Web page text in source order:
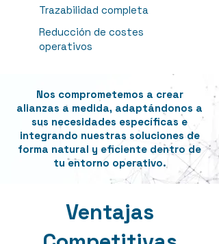
Trazabilidad completa
Reducción de costes
operativos
Nos comprometemos a crear
alianzas a medida, adaptándonos a
sus necesidades específicas e
integrando nuestras soluciones de
forma natural y eficiente dentro de
tu entorno operativo.
Ventajas